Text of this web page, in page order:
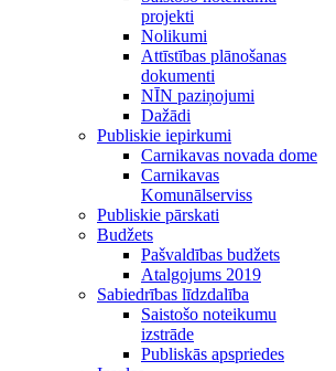
projekti
Nolikumi
Attīstības plānošanas
dokumenti
NĪN paziņojumi
Dažādi
Publiskie iepirkumi
Carnikavas novada dome
Carnikavas
Komunālserviss
Publiskie pārskati
Budžets
Pašvaldības budžets
Atalgojums 2019
Sabiedrības līdzdalība
Saistošo noteikumu
izstrāde
Publiskās apspriedes